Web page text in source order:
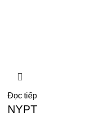
Đọc tiếp
NYPT